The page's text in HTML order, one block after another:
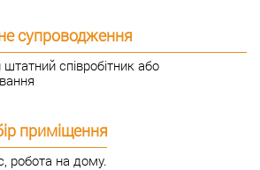
супроводження
співробітник або
приміщення
робота на дому.